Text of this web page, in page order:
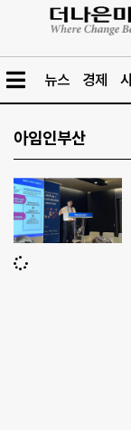
뉴스 경제
아임인부산